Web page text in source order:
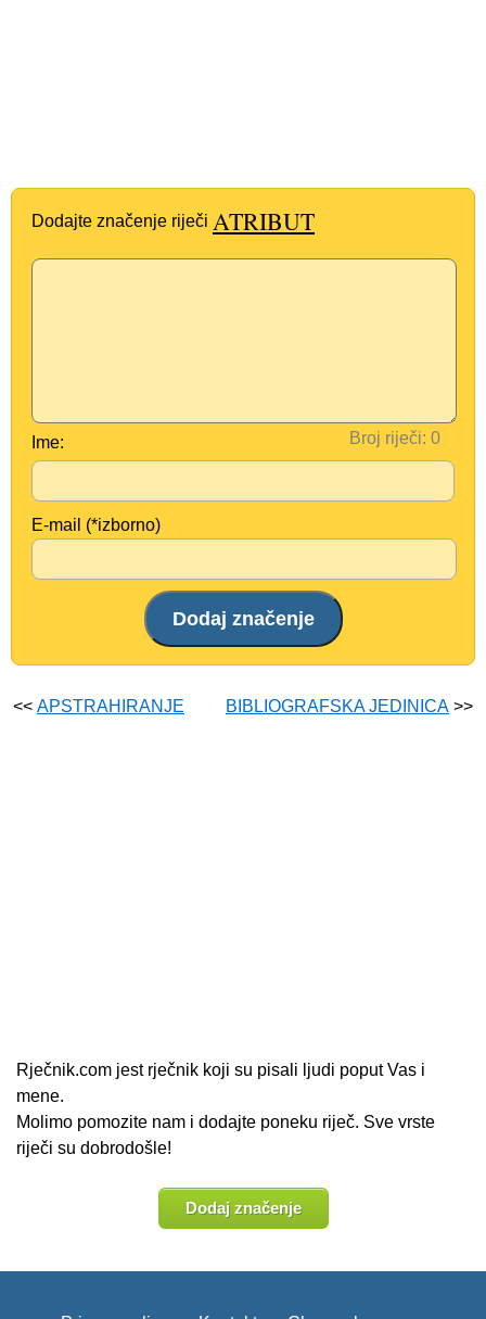
Dodajte značenje riječi ATRIBUT
Broj riječi:
Ime:
E-mail (*izborno)
<< APSTRAHIRANJE BIBLIOGRAFSKA JEDINICA >>
Rječnik.com jest rječnik koji su pisali ljudi poput Vas i
mene.
Molimo pomozite nam i dodajte poneku riječ. Sve vrste
riječi su dobrodošle!
Dodaj značenje